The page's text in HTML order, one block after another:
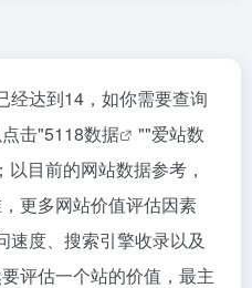
经达到14，如你需要查询
击"5118数据 ""爱站数
以目前的网站数据参考，
更多网站价值评估因素
速度、搜索引擎收录以及
评估一个站的价值，最主